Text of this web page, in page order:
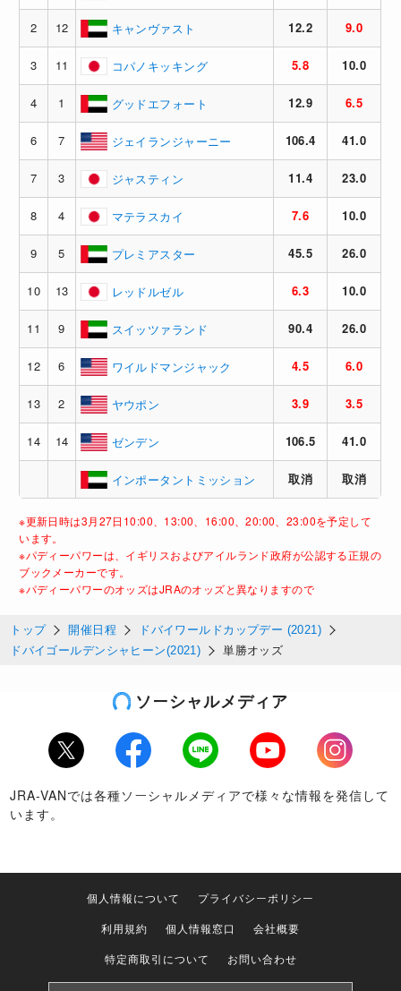
2 12 キャンヴァスト 12.2 9.0
3 11 コパノキッキング 5.8 10.0
4 1 グッドエフォート 12.9 6.5
6 7 ジェイランジャーニー 106.4 41.0
7 3 ジャスティン 11.4 23.0
8 4 マテラスカイ 7.6 10.0
9 5 プレミアスター 45.5 26.0
10 13 レッドルゼル 6.3 10.0
11 9 スイッツァランド 90.4 26.0
12 6 ワイルドマンジャック 4.5 6.0
13 2 ヤウポン 3.9 3.5
14 14 ゼンデン 106.5 41.0
インポータントミッション 取消 取消
※更新日時は3月27日10:00、13:00、16:00、20:00、23:00を予定して
います。
※パディーパワーは、イギリスおよびアイルランド政府が公認する正規の
ブックメーカーです。
※パディーパワーのオッズはJRAのオッズと異なりますので
トップ 開催日程
ドバイワールドカップデー (2021)
ドバイゴールデンシャヒーン(2021)
単勝オッズ
ソーシャルメディア
Twitter Facebook LINE Youtube
Instagram
JRA-VANでは各種ソーシャルメディアで様々な情報を発信して
います。
個人情報について
プライバシーポリシー
利用規約
個人情報窓口
会社概要
特定商取引について
お問い合わせ